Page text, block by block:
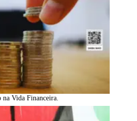
Vida Financeira.